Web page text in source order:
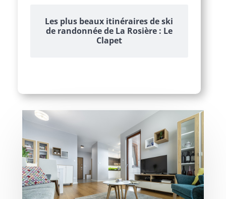
Les plus beaux itinéraires de ski
de randonnée de La Rosière : Le
Clapet